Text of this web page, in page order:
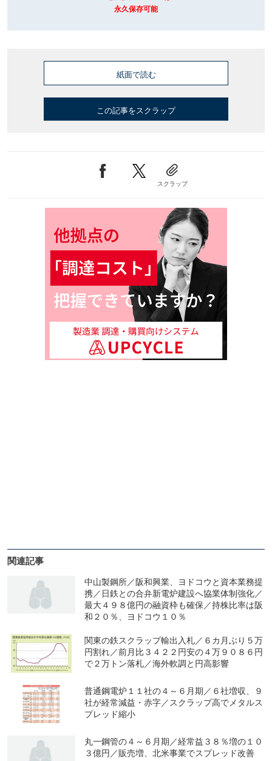
永久保存可能
紙面で読む
この記事をスクラップ
スクラップ
関連記事
中山製鋼所／阪和興業、ヨドコウと資本業務提
携／日鉄との合弁新電炉建設へ協業体制強化／
最大４９８億円の融資枠も確保／持株比率は阪
和２０％、ヨドコウ１０％
関東の鉄スクラップ輸出入札／６カ月ぶり５万
円割れ／前月比３４２２円安の４万９０８６円
で２万トン落札／海外軟調と円高影響
普通鋼電炉１１社の４～６月期／６社増収、９
社が経常減益・赤字／スクラップ高でメタルス
プレッド縮小
丸一鋼管の４～６月期／経常益３８％増の１０
３億円／販売増、北米事業でスプレッド改善